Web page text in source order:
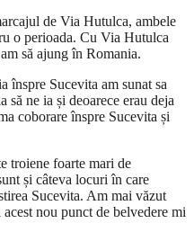
de Via Hutulca, ambele
o perioada. Cu Via Hutulca
să ajung în Romania.
înspre Sucevita am sunat sa
să ne ia și deoarece erau deja
coborare înspre Sucevita și
troiene foarte mari de
și câteva locuri în care
Sucevita. Am mai văzut
nou punct de belvedere mi